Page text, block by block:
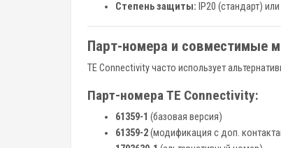
Степень защиты: IP20 (стандарт)
Парт-номера и совместимые
TE Connectivity часто использует
Парт-номера TE Connectivity:
61359-1 (базовая версия)
61359-2(модификация с доп.